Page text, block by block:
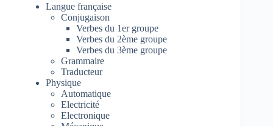
Langue française
Conjugaison
Verbes du 1er groupe
Verbes du 2ème groupe
Verbes du 3ème groupe
Grammaire
Traducteur
Physique
Automatique
Electricité
Electronique